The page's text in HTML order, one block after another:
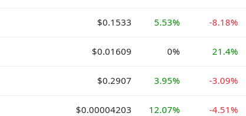
$0.1533 5.53% -8.18%
$0.01609 0% 21.4%
$0.2907 3.95% -3.09%
$0.00004203 12.07% -4.51%